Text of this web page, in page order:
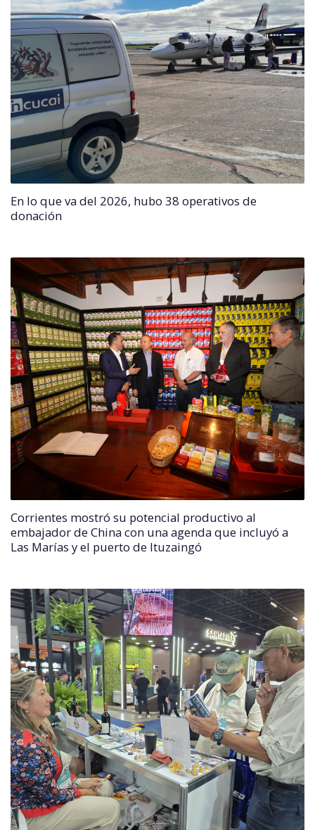
En lo que va del 2026, hubo 38 operativos de
donación
Corrientes mostró su potencial productivo al
embajador de China con una agenda que incluyó a
Las Marías y el puerto de Ituzaingó